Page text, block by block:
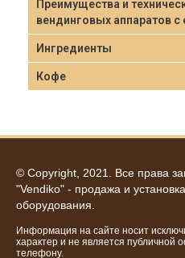
Преимущества и
вендинговых аппаратов с
Ингредиенты
Кофе
© Copyright, 2021. Все права
"Vendiko" - продажа и
оборудования.
Информация на сайте носит
характер и не является публичной
телефону.